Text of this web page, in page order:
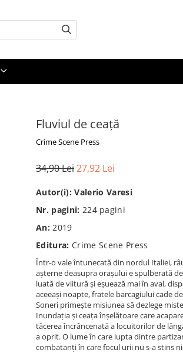
Fluviul de ceață
Crime Scene Press
34,90 Lei27,92 Lei
Autor(i):Valerio Varesi
Nr. pagini: 224 pagini
An: 2019
Editura: Crime Scene Press
Într-o vale întunecată din nordul Italiei,
așterne deasupra orașului e spulberată
luată de viitură și eșuează mai în aval,
aceeași noapte, fratele barcagiului cade
Soneri primește misiunea să dezlege
Inundația și ceața înșelătoare care
tăcerea încrâncenată a locuitorilor de
a oprit. O lume în care lupta dintre
combatanți în care focul urii nu s-a stins